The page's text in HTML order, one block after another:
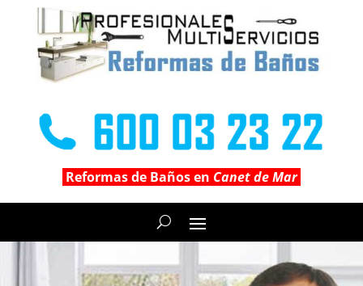
Reformas de Baños en Canet de Mar